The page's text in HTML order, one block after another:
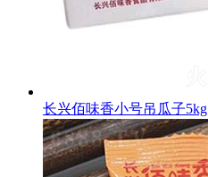
长兴佰味香小号吊瓜子5kg